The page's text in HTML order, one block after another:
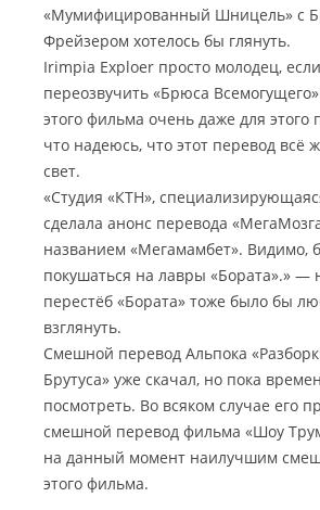
«Мумифицированный Шницель» с
Фрейзером хотелось бы глянуть.
Irimpia Exploer просто молодец,
переозвучить «Брюса
этого фильма очень даже для этого
что надеюсь, что этот перевод всё
свет.
«Студия «КТН»,
сделала анонс перевода
названием «Мегамамбет». Видимо,
покушаться на лавры «Бората».» —
перестёб «Бората» тоже было бы
взглянуть.
Смешной перевод Альпока
Брутуса» уже скачал, но пока
посмотреть. Во всяком случае его
смешной перевод фильма «Шоу
на данный момент наилучшим
этого фильма.